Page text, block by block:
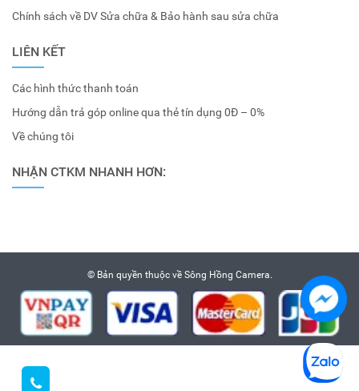
Chính sách về DV Sửa chữa & Bảo hành sau sửa chữa
LIÊN KẾT
Các hình thức thanh toán
Hướng dẫn trả góp online qua thẻ tín dụng 0Đ – 0%
Về chúng tôi
NHẬN CTKM NHANH HƠN:
© Bản quyền thuộc về Sông Hồng Camera.